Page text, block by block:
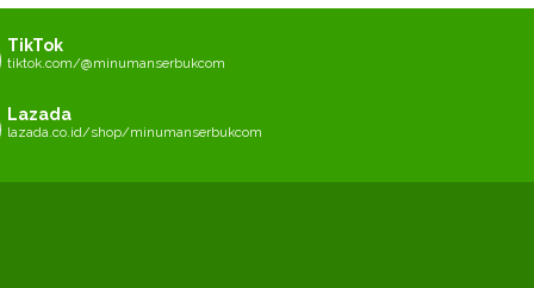
TikTok
tiktok.com/@minumanserbukcom
Lazada
lazada.co.id/shop/minumanserbukcom